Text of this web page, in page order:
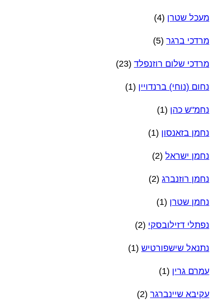
מעכל שטרן (4)
מרדכי ברגר (5)
מרדכי שלום רוזנפלד (23)
נחום (נוחי) ברנדויין (1)
נחמ"ש כהן (1)
נחמן בזאנסון (1)
נחמן ישראל (2)
נחמן רוזנברג (2)
נחמן שטרן (1)
נפתלי דזילובסקי (2)
נתנאל שישפורטיש (1)
עמרם גרין (1)
עקיבא שיינברגר (2)